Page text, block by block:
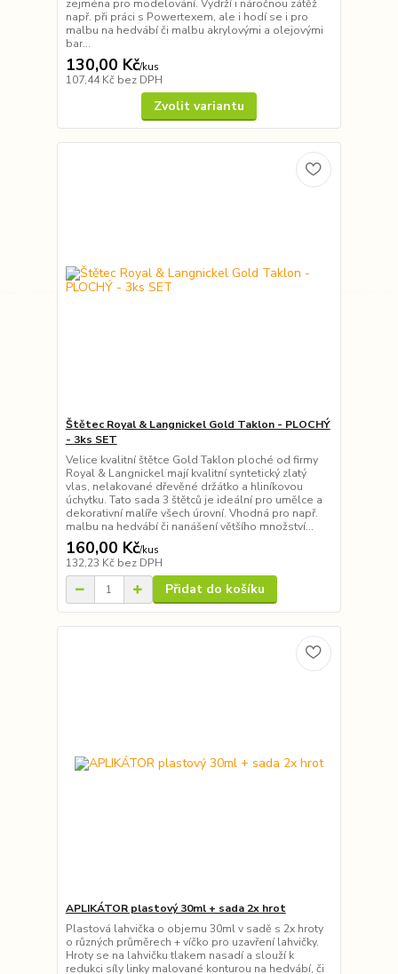
zejména pro modelování. Vydrží i náročnou zátěž
např. při práci s Powertexem, ale i hodí se i pro
malbu na hedvábí či malbu akrylovými a olejovými
bar...
130,00 Kč/kus
107,44 Kč bez DPH
Zvolit variantu
Štětec Royal & Langnickel Gold Taklon - PLOCHÝ
- 3ks SET
Velice kvalitní štětce Gold Taklon ploché od firmy
Royal & Langnickel mají kvalitní syntetický zlatý
vlas, nelakované dřevěné držátko a hliníkovou
úchytku. Tato sada 3 štětců je ideální pro umělce a
dekorativní malíře všech úrovní. Vhodná pro např.
malbu na hedvábí či nanášení většího množství...
160,00 Kč/kus
132,23 Kč bez DPH
Přidat do košíku
APLIKÁTOR plastový 30ml + sada 2x hrot
Plastová lahvička o objemu 30ml v sadě s 2x hroty
o různých průměrech + víčko pro uzavření lahvičky.
Hroty se na lahvičku tlakem nasadí a slouží k
redukci síly linky malované konturou na hedvábí, či